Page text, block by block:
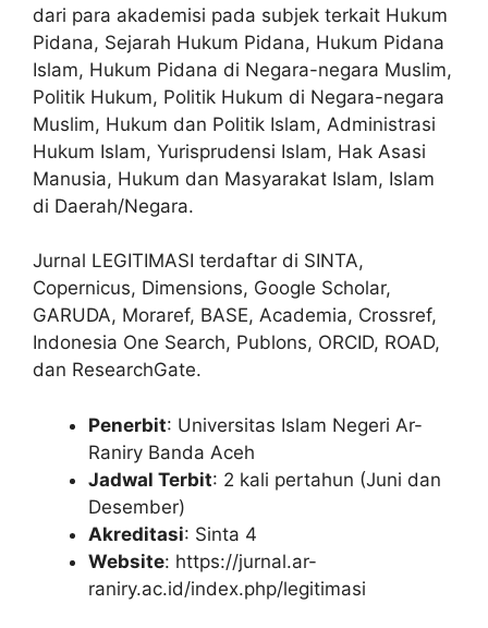
dari para akademisi pada subjek terkait Hukum
Pidana, Sejarah Hukum Pidana, Hukum Pidana
Islam, Hukum Pidana di Negara-negara Muslim,
Politik Hukum, Politik Hukum di Negara-negara
Muslim, Hukum dan Politik Islam, Administrasi
Hukum Islam, Yurisprudensi Islam, Hak Asasi
Manusia, Hukum dan Masyarakat Islam, Islam
di Daerah/Negara.
Jurnal LEGITIMASI terdaftar di SINTA,
Copernicus, Dimensions, Google Scholar,
GARUDA, Moraref, BASE, Academia, Crossref,
Indonesia One Search, Publons, ORCID, ROAD,
dan ResearchGate.
Penerbit: Universitas Islam Negeri Ar-
Raniry Banda Aceh
Jadwal Terbit: 2 kali pertahun (Juni dan
Desember)
Akreditasi: Sinta 4
Website: https://jurnal.ar-
raniry.ac.id/index.php/legitimasi